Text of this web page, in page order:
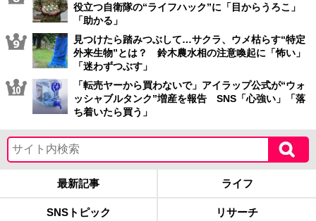
役立つ自衛隊の“ライフハック”に「目からうろこ」
「助かる」
見つけたら踏みつぶして…サクラ、ウメ枯らす“特定
外来生物”とは？ 鈴木農水相の注意喚起に「怖い」
「迷わずつぶす」
「転売ヤーから買わないで」アイラップ公式が“ウォ
ッシャブルタンク”増産を報告 SNS「心強い」「落
ち着いたら買う」
最新記事 ライフ
SNSトピック リサーチ